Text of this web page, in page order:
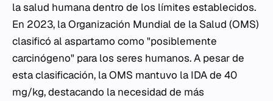
la salud humana dentro de los límites establecidos.
En 2023, la Organización Mundial de la Salud (OMS)
clasificó al aspartamo como "posiblemente
carcinógeno" para los seres humanos. A pesar de
esta clasificación, la OMS mantuvo la IDA de 40
mg/kg, destacando la necesidad de más